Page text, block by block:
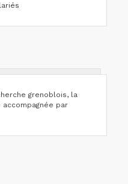
grenoblois, la
par